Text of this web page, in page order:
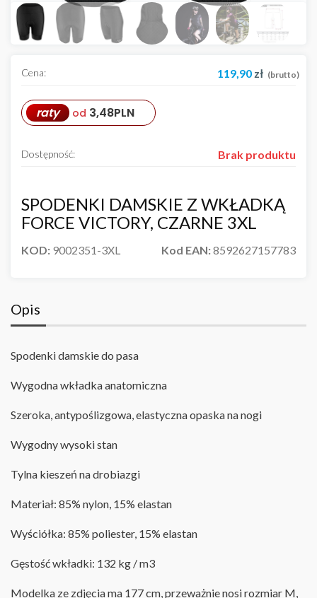
SPODENKI DAMSKIE Z WKŁADKĄ
FORCE VICTORY, CZARNE 3XL
KOD: 9002351-3XL Kod EAN:8592627157783
Cena: 119,90 zł (brutto)
raty od 3,48PLN
Dostępność: Brak produktu
Opis
Spodenki damskie do pasa
Wygodna wkładka anatomiczna
Szeroka, antypoślizgowa, elastyczna opaska na nogi
Wygodny wysoki stan
Tylna kieszeń na drobiazgi
Materiał: 85% nylon, 15% elastan
Wyściółka: 85% poliester, 15% elastan
Gęstość wkładki: 132 kg / m3
Modelka ze zdjęcia ma 177 cm, przeważnie nosi rozmiar M,